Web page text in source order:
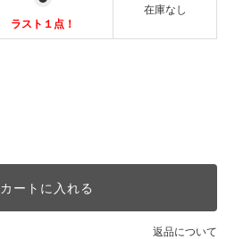
ラスト１点！
在庫なし
カートに入れる
返品について